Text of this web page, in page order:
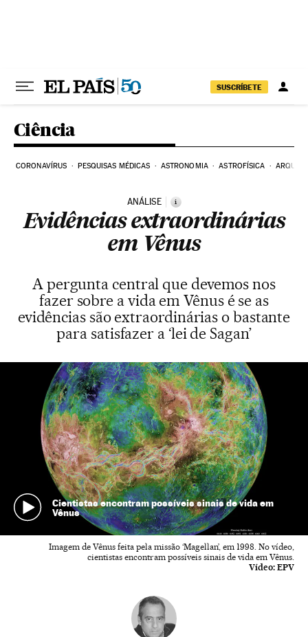
SUSCRÍBETE
Ciência
CORONAVÍRUS PESQUISAS MÉDICAS ASTRONOMIA ASTROFÍSICA
ANÁLISE i
Evidências extraordinárias
em Vênus
A pergunta central que devemos nos
fazer sobre a vida em Vênus é se as
evidências são extraordinárias o bastante
para satisfazer a ‘lei de Sagan’
Cientistas encontram possíveis sinais de vida em
Vênus
Imagem de Vênus feita pela missão ‘Magellan’, em 1998. No vídeo,
cientistas encontram possíveis sinais de vida em Vênus.
Vídeo: EPV